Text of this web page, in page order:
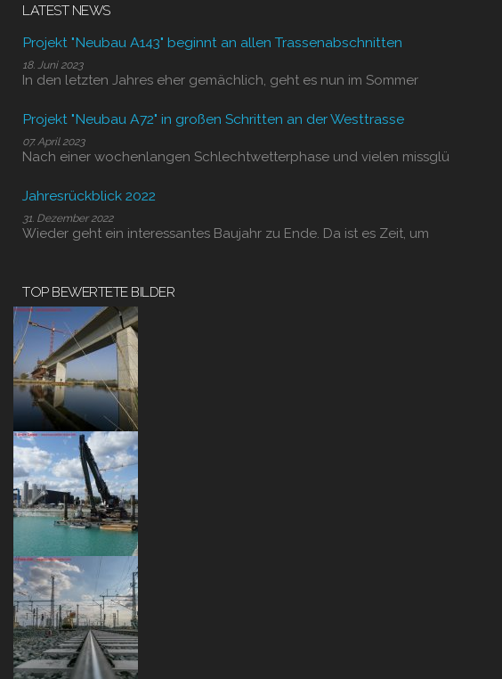
LATEST NEWS
Projekt "Neubau A143" beginnt an allen Trassenabschnitten
18. Juni 2023
In den letzten Jahres eher gemächlich, geht es nun im Sommer
Projekt "Neubau A72" in großen Schritten an der Westtrasse
07. April 2023
Nach einer wochenlangen Schlechtwetterphase und vielen missglü
Jahresrückblick 2022
31. Dezember 2022
Wieder geht ein interessantes Baujahr zu Ende. Da ist es Zeit, um
TOP BEWERTETE BILDER